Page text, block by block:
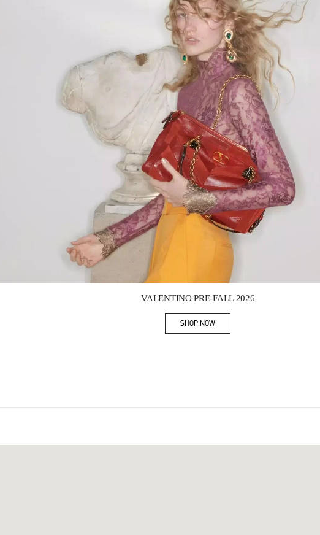
VALENTINO PRE-FALL 2026
SHOP NOWLink Opens in New Tab